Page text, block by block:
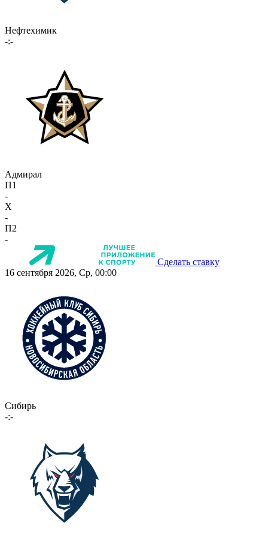
Нефтехимик
-:-
Адмирал
П1
-
X
-
П2
-
Сделать ставку
16 сентября 2026, Ср, 00:00
Сибирь
-:-